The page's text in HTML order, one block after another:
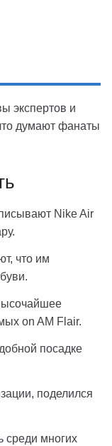
экспертов и
думают фанаты
Nike Air
что им
on AM Flair.
посадке
поделился
среди многих